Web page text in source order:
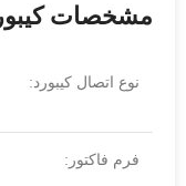
مشخصات
نوع اتصال کیبورد:
فرم فاکتور: